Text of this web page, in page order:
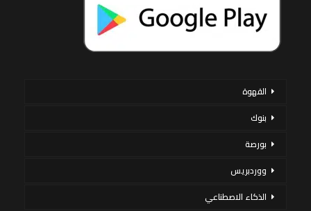
القهوة
بنوك
بورصة
ووردبريس
الذكاء الاصطناعي